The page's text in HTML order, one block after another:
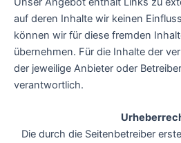
auf deren Inhalte wir keinen
können wir für diese fremden
übernehmen. Für die Inhalte der
der jeweilige Anbieter oder
verantwortlich.
Die durch die Seitenbetreiber